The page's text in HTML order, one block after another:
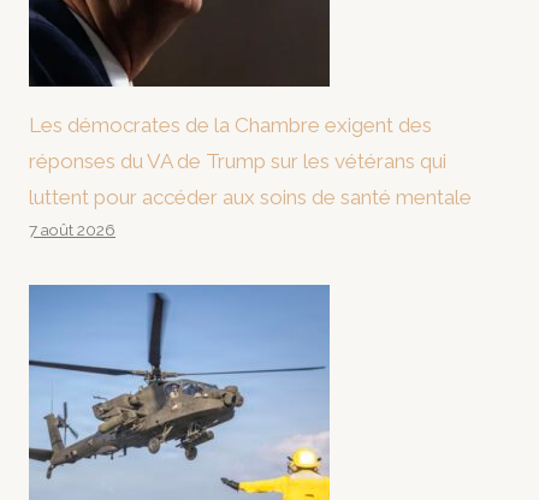
Les démocrates de la Chambre exigent des
réponses du VA de Trump sur les vétérans qui
luttent pour accéder aux soins de santé mentale
7 août 2026